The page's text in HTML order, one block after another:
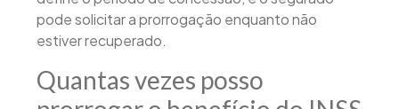
pode solicitar a prorrogação enquanto não
estiver recuperado.
Quantas vezes posso